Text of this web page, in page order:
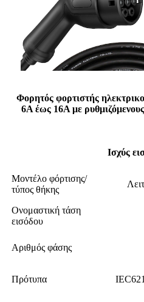
Φορητός φορτιστής
6A έως 16A με
Ισχύς
Μοντέλο φόρτισης/
τύπος θήκης
Ονομαστική τάση
εισόδου
Αριθμός φάσης
Πρότυπα